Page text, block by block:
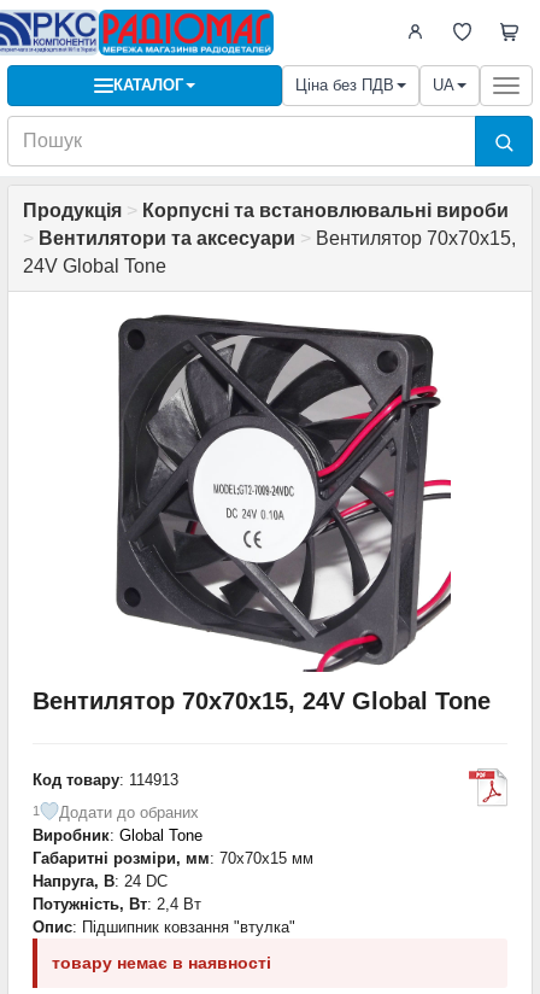
КАТАЛОГ Ціна без ПДВ UA
Продукція > Корпусні та встановлювальні вироби
> Вентилятори та аксесуари > Вентилятор 70x70x15,
24V Global Tone
Вентилятор 70x70x15, 24V Global Tone
Код товару: 114913
1
Додати до обраних
Виробник: Global Tone
Габаритні розміри, мм: 70x70x15 мм
Напруга, В: 24 DC
Потужність, Вт: 2,4 Вт
Опис: Підшипник ковзання "втулка"
товару немає в наявності